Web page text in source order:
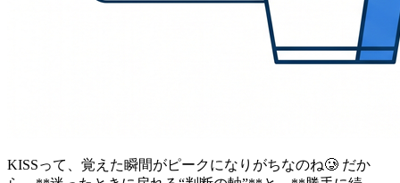
KISSって、覚えた瞬間がピークになりがちなのね🥲 だか